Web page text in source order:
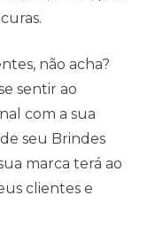
não acha?
sentir ao
com a sua
seu Brindes
marca terá ao
clientes e